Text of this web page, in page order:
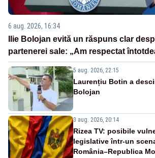
6 aug. 2026, 16:34
Ilie Bolojan evită un răspuns clar
partenerei sale: „Am respectat
5 aug. 2026, 22:15
Laurențiu Botin a
Bolojan
3 aug. 2026, 20:14
Rizea TV: posibile
legislative într-un
România–Republica